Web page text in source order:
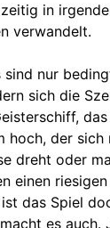
in
verwandelt.
sind nur
sich die
hoch, der
dreht oder
einen
das Spiel
es